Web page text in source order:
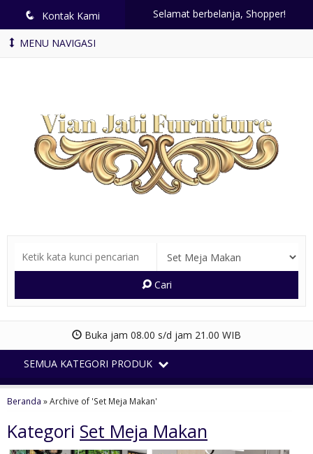
q Kontak Kami Selamat berbelanja, Shopper!
MENU NAVIGASI
Cari
Buka jam 08.00 s/d jam 21.00 WIB
SEMUA KATEGORI PRODUK
Beranda »Archive of 'Set Meja Makan'
Kategori Set Meja Makan